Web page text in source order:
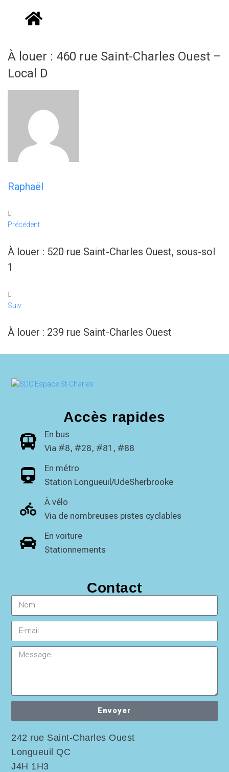
À louer : 460 rue Saint-Charles Ouest –
Local D
Raphaël
Précédent
À louer : 520 rue Saint-Charles Ouest, sous-sol
1
Suiv
À louer : 239 rue Saint-Charles Ouest
Accès rapides
En bus
Via #8, #28, #81, #88
En métro
Station Longueuil/UdeSherbrooke
À vélo
Via de nombreuses pistes cyclables
En voiture
Stationnements
Contact
Envoyer
242 rue Saint-Charles Ouest
Longueuil QC
J4H 1H3